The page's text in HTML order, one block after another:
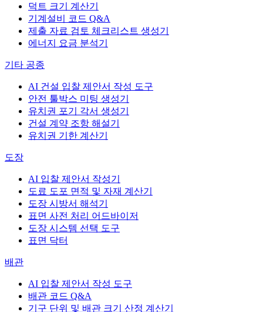
덕트 크기 계산기
기계설비 코드 Q&A
제출 자료 검토 체크리스트 생성기
에너지 요금 분석기
기타 공종
AI 건설 입찰 제안서 작성 도구
안전 툴박스 미팅 생성기
유치권 포기 각서 생성기
건설 계약 조항 해설기
유치권 기한 계산기
도장
AI 입찰 제안서 작성기
도료 도포 면적 및 자재 계산기
도장 시방서 해석기
표면 사전 처리 어드바이저
도장 시스템 선택 도구
표면 닥터
배관
AI 입찰 제안서 작성 도구
배관 코드 Q&A
기구 단위 및 배관 크기 산정 계산기